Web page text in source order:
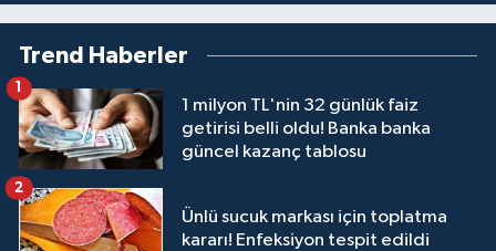
Trend Haberler
1 milyon TL'nin 32 günlük faiz
getirisi belli oldu! Banka banka
güncel kazanç tablosu
1
Ünlü sucuk markası için toplatma
kararı! Enfeksiyon tespit edildi
2